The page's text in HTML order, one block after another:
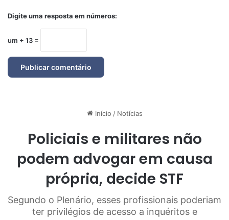
Digite uma resposta em números:
um + 13 =